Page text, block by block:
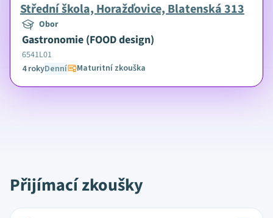
Střední škola, Horažďovice, Blatenská 313
Obor
Gastronomie (FOOD design)
6541L01
4 rokyDenní Maturitní zkouška
Přijímací zkoušky